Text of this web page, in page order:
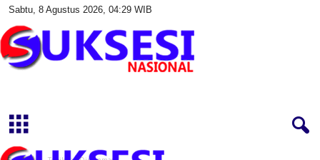
Sabtu, 8 Agustus 2026, 04:29 WIB
s